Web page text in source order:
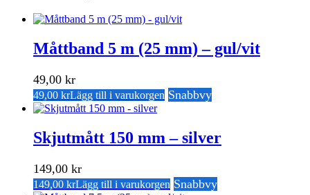
Måttband 5 m (25 mm) – gul/vit
49,00 kr
49,00 krLägg till i varukorgen Snabbvy
Skjutmått 150 mm – silver
149,00 kr
149,00 krLägg till i varukorgen Snabbvy